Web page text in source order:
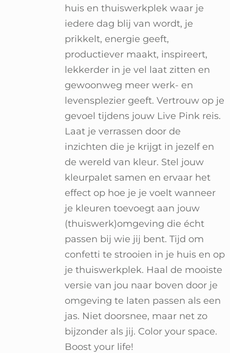
huis en thuiswerkplek waar je
iedere dag blij van wordt, je
prikkelt, energie geeft,
productiever maakt, inspireert,
lekkerder in je vel laat zitten en
gewoonweg meer werk- en
levensplezier geeft. Vertrouw op je
gevoel tijdens jouw Live Pink reis.
Laat je verrassen door de
inzichten die je krijgt in jezelf en
de wereld van kleur. Stel jouw
kleurpalet samen en ervaar het
effect op hoe je je voelt wanneer
je kleuren toevoegt aan jouw
(thuiswerk)omgeving die écht
passen bij wie jij bent. Tijd om
confetti te strooien in je huis en op
je thuiswerkplek. Haal de mooiste
versie van jou naar boven door je
omgeving te laten passen als een
jas. Niet doorsnee, maar net zo
bijzonder als jij. Color your space.
Boost your life!